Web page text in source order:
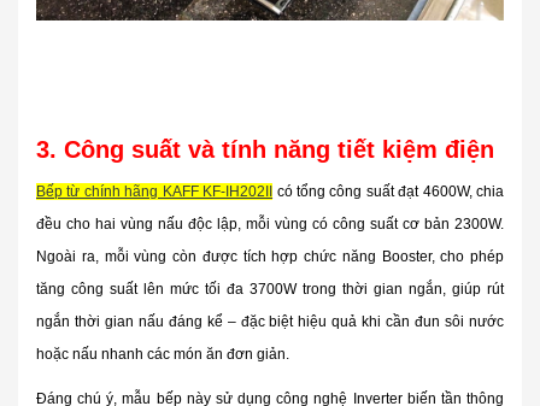
3. Công suất và tính năng tiết kiệm điện
Bếp từ chính hãng KAFF KF-IH202II có tổng công suất đạt 4600W, chia
đều cho hai vùng nấu độc lập, mỗi vùng có công suất cơ bản 2300W.
Ngoài ra, mỗi vùng còn được tích hợp chức năng Booster, cho phép
tăng công suất lên mức tối đa 3700Wtrong thời gian ngắn, giúp rút
ngắn thời gian nấu đáng kể – đặc biệt hiệu quả khi cần đun sôi nước
hoặc nấu nhanh các món ăn đơn giản.
Đáng chú ý, mẫu bếp này sử dụngcông nghệ Inverter biến tần thông